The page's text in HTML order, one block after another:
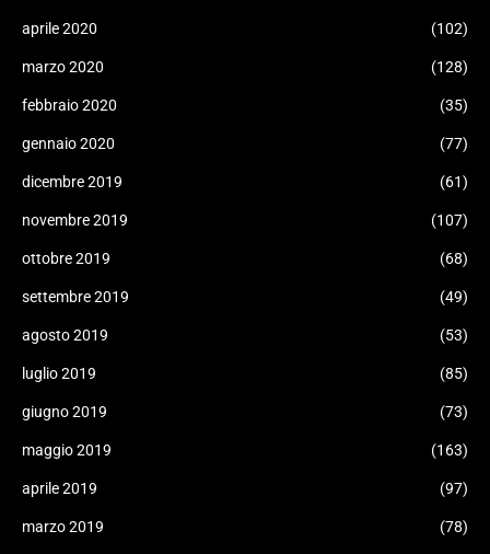
aprile 2020 (102)
marzo 2020 (128)
febbraio 2020 (35)
gennaio 2020 (77)
dicembre 2019 (61)
novembre 2019 (107)
ottobre 2019 (68)
settembre 2019 (49)
agosto 2019 (53)
luglio 2019 (85)
giugno 2019 (73)
maggio 2019 (163)
aprile 2019 (97)
marzo 2019 (78)